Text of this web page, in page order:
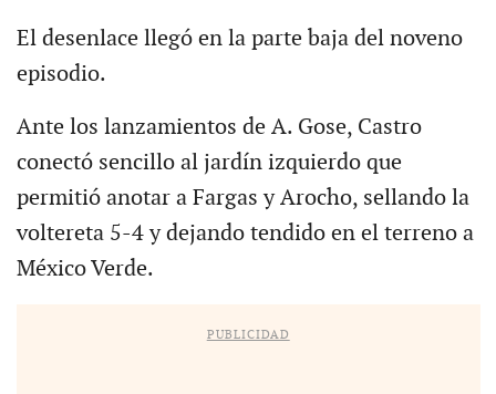
El desenlace llegó en la parte baja del noveno
episodio.
Ante los lanzamientos de A. Gose, Castro
conectó sencillo al jardín izquierdo que
permitió anotar a Fargas y Arocho, sellando la
voltereta 5-4 y dejando tendido en el terreno a
México Verde.
PUBLICIDAD